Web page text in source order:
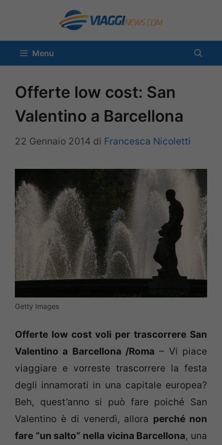
contenuto
Menu
Offerte low cost: San
Valentino a Barcellona
22 Gennaio 2014 di Francesca Nicoletti
Getty Images
Offerte low cost voli per trascorrere San
Valentino a Barcellona /Roma – Vi piace
viaggiare e vorreste trascorrere la festa
degli innamorati in una capitale europea?
Beh, quest’anno si può fare poiché San
Valentino è di venerdì, allora perché non
fare “un salto” nella vicina Barcellona, una